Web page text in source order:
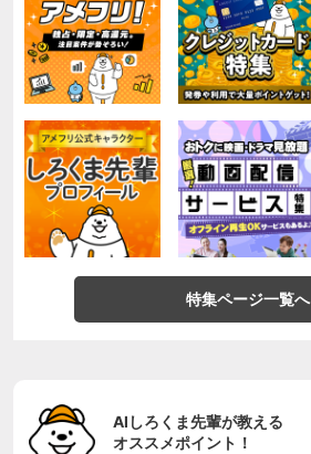
特集ページ一覧へ
AIしろくま先輩が教える
オススメポイント！